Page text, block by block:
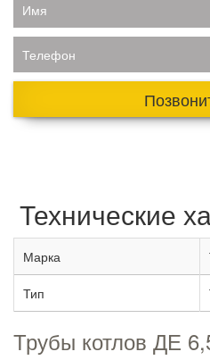
Имя
Телефон
Технические
Марка
Тип
Трубы котлов ДЕ